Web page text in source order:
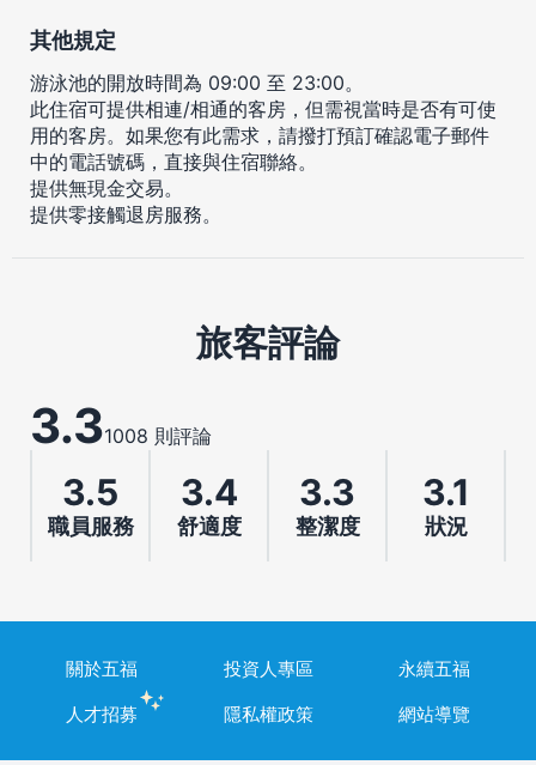
其他規定
游泳池的開放時間為 09:00 至 23:00。
此住宿可提供相連/相通的客房，但需視當時是否有可使
用的客房。如果您有此需求，請撥打預訂確認電子郵件
中的電話號碼，直接與住宿聯絡。
提供無現金交易。
提供零接觸退房服務。
旅客評論
3.31008 則評論
3.5
職員服務
3.4
舒適度
3.3
整潔度
3.1
狀況
關於五福 投資人專區
永續五福
人才招募
隱私權政策 網站導覽